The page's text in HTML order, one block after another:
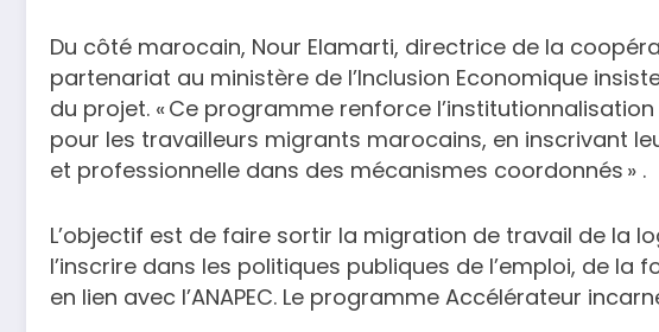
Du côté marocain, Nour Elamarti, directrice de la
partenariat au ministère de l’Inclusion Economique
du projet. « Ce programme renforce
pour les travailleurs migrants marocains, en inscrivant
et professionnelle dans des mécanismes coordonnés » .
L’objectif est de faire sortir la migration de travail de la
l’inscrire dans les politiques publiques de l’emploi, de la
en lien avec l’ANAPEC. Le programme Accélérateur